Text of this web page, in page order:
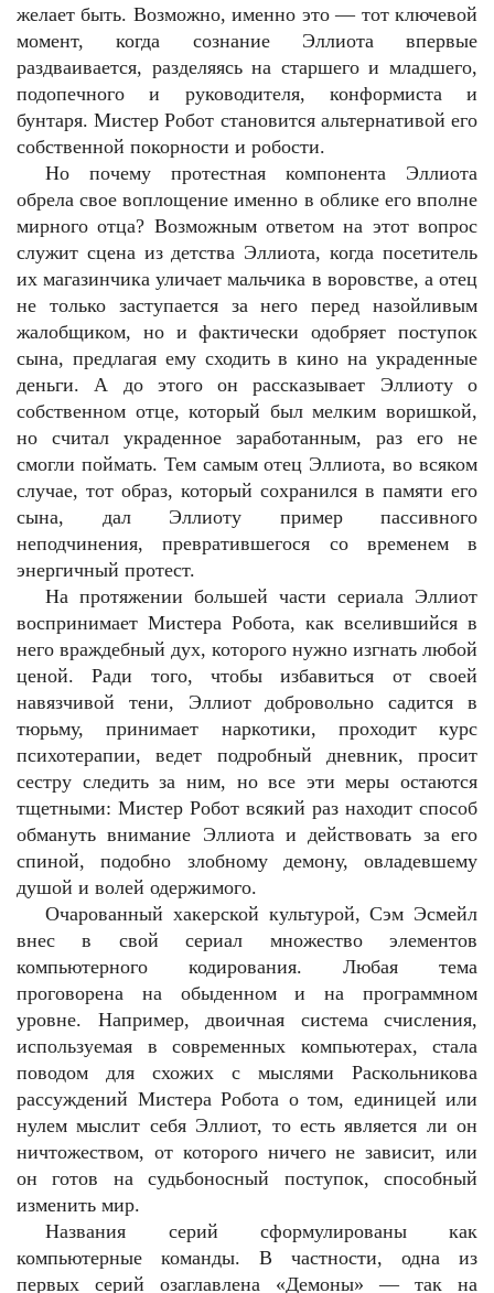
желает быть. Возможно, именно это — тот ключевой
момент, когда сознание Эллиота впервые
раздваивается, разделяясь на старшего и младшего,
подопечного и руководителя, конформиста и
бунтаря. Мистер Робот становится альтернативой его
собственной покорности и робости.
Но почему протестная компонента Эллиота
обрела свое воплощение именно в облике его вполне
мирного отца? Возможным ответом на этот вопрос
служит сцена из детства Эллиота, когда посетитель
их магазинчика уличает мальчика в воровстве, а отец
не только заступается за него перед назойливым
жалобщиком, но и фактически одобряет поступок
сына, предлагая ему сходить в кино на украденные
деньги. А до этого он рассказывает Эллиоту о
собственном отце, который был мелким воришкой,
но считал украденное заработанным, раз его не
смогли поймать. Тем самым отец Эллиота, во всяком
случае, тот образ, который сохранился в памяти его
сына, дал Эллиоту пример пассивного
неподчинения, превратившегося со временем в
энергичный протест.
На протяжении большей части сериала Эллиот
воспринимает Мистера Робота, как вселившийся в
него враждебный дух, которого нужно изгнать любой
ценой. Ради того, чтобы избавиться от своей
навязчивой тени, Эллиот добровольно садится в
тюрьму, принимает наркотики, проходит курс
психотерапии, ведет подробный дневник, просит
сестру следить за ним, но все эти меры остаются
тщетными: Мистер Робот всякий раз находит способ
обмануть внимание Эллиота и действовать за его
спиной, подобно злобному демону, овладевшему
душой и волей одержимого.
Очарованный хакерской культурой, Сэм Эсмейл
внес в свой сериал множество элементов
компьютерного кодирования. Любая тема
проговорена на обыденном и на программном
уровне. Например, двоичная система счисления,
используемая в современных компьютерах, стала
поводом для схожих с мыслями Раскольникова
рассуждений Мистера Робота о том, единицей или
нулем мыслит себя Эллиот, то есть является ли он
ничтожеством, от которого ничего не зависит, или
он готов на судьбоносный поступок, способный
изменить мир.
Названия серий сформулированы как
компьютерные команды. В частности, одна из
первых серий озаглавлена «Демоны» — так на